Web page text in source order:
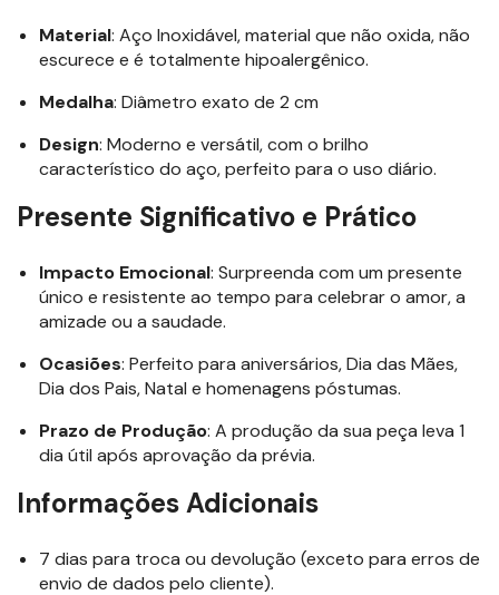
Material: Aço Inoxidável, material que não oxida, não
escurece e é totalmente hipoalergênico.
Medalha: Diâmetro exato de 2 cm
Design: Moderno e versátil, com o brilho
característico do aço, perfeito para o uso diário.
Presente Significativo e Prático
Impacto Emocional: Surpreenda com um presente
único e resistente ao tempo para celebrar o amor, a
amizade ou a saudade.
Ocasiões: Perfeito para aniversários, Dia das Mães,
Dia dos Pais, Natal e homenagens póstumas.
Prazo de Produção: A produção da sua peça leva 1
dia útil após aprovação da prévia.
Informações Adicionais
7 dias para troca ou devolução (exceto para erros de
envio de dados pelo cliente).